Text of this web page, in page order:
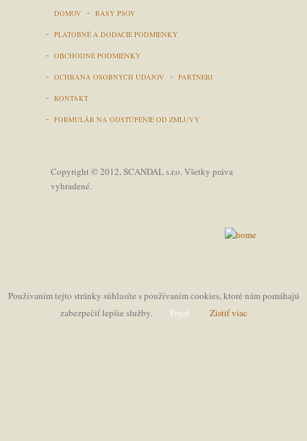
DOMOV RASY PSOV
-
PLATOBNÉ A DODACIE PODMIENKY
-
OBCHODNÉ PODMIENKY
-
OCHRANA OSOBNÝCH ÚDAJOV
- PARTNERI
-
KONTAKT
-
FORMULÁR NA ODSTÚPENIE OD ZMLUVY
-
Copyright © 2012, SCANDAL s.r.o. Všetky práva
vyhradené.
Používaním tejto stránky súhlasíte s používaním cookies, ktoré nám pomáhajú
zabezpečiť lepšie služby.
Prijať Zistiť viac